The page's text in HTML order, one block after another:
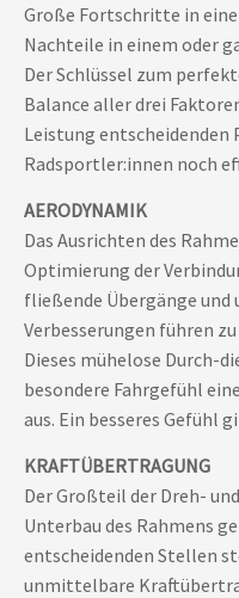
Große Fortschritte in
Nachteile in einem oder
Der Schlüssel zum
Balance aller drei
Leistung entscheidenden
Radsportler:innen noch
AERODYNAMIK
Das Ausrichten des
Optimierung der
fließende Übergänge
Verbesserungen führen
Dieses mühelose Durch-
besondere Fahrgefühl
aus. Ein besseres Gefühl
KRAFTÜBERTRAGUNG
Der Großteil der Dreh-
Unterbau des Rahmens
entscheidenden Stellen
unmittelbare